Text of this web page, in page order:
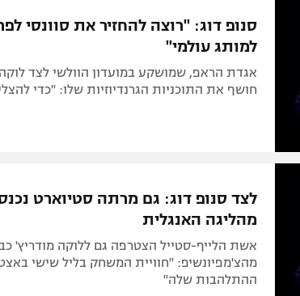
הפועל חיפה
מכבי נתניה
ליגות נוספות
סנופ דוג: "רוצה להחזיר את סוונסי
למותג עולמי"
אגדת הראפ, שמושקע במועדון הוולשי לצד
חושף את התוכניות הגרנדיוזיות שלו: "כדי
לצד סנופ דוג: גם מרתה סטיוארט
מהליגה האנגלית
אשת הלייף-סטייל הצטרפה גם ללוקה מודריץ'
מהצ'מפיונשיפ: "חוויית המשחק בליל שישי
ההתלהבות שלה"